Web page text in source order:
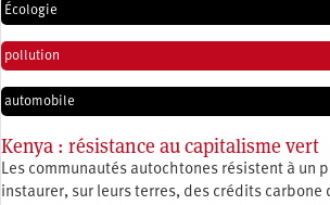
Écologie
pollution
automobile
Kenya : résistance au capitalisme vert
Les communautés autochtones résistent à un
instaurer, sur leurs terres, des crédits